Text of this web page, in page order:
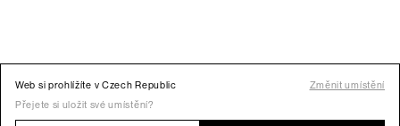
Web si prohlížíte v Czech Republic
Změnit umístění
Přejete si uložit své umístění?